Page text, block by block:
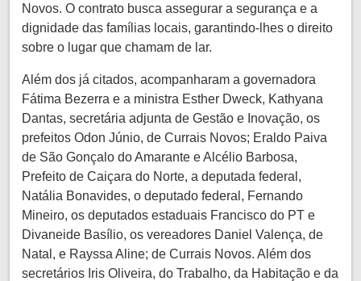
Novos. O contrato busca assegurar a segurança e a
dignidade das famílias locais, garantindo-lhes o direito
sobre o lugar que chamam de lar.
Além dos já citados, acompanharam a governadora
Fátima Bezerra e a ministra Esther Dweck, Kathyana
Dantas, secretária adjunta de Gestão e Inovação, os
prefeitos Odon Júnio, de Currais Novos; Eraldo Paiva
de São Gonçalo do Amarante e Alcélio Barbosa,
Prefeito de Caiçara do Norte, a deputada federal,
Natália Bonavides, o deputado federal, Fernando
Mineiro, os deputados estaduais Francisco do PT e
Divaneide Basílio, os vereadores Daniel Valença, de
Natal, e Rayssa Aline; de Currais Novos. Além dos
secretários Iris Oliveira, do Trabalho, da Habitação e da